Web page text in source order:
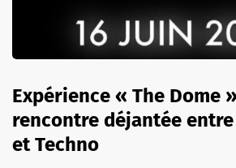
Expérience « The Dome
rencontre déjantée
et Techno